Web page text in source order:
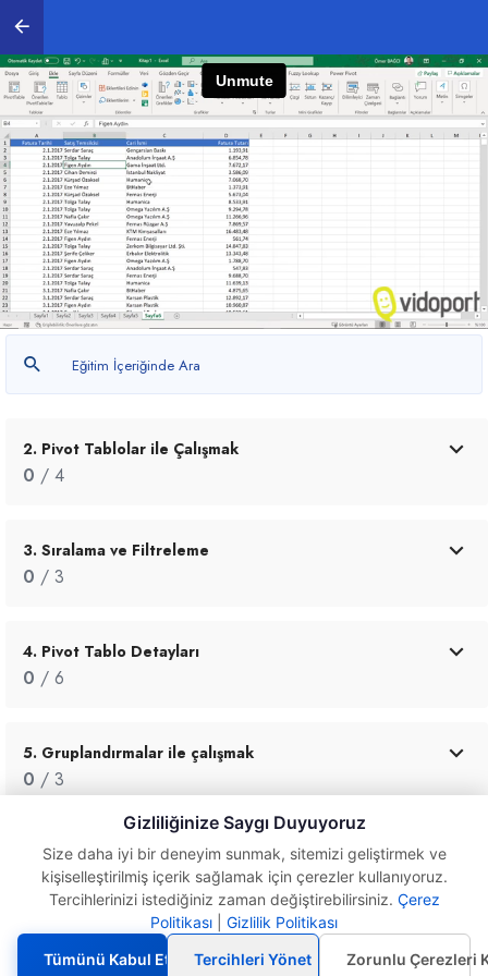
1. Pivot Tablo Oluşturmak
/ 2
Pivot Tablo Eğitimlerine Giriş
00:42
Pivot Tablo Oluşturmada 5 Kural
09:23
2. Pivot Tablolar ile Çalışmak
0 / 4
3. Sıralama ve Filtreleme
0 / 3
4. Pivot Tablo Detayları
0 / 6
5. Gruplandırmalar ile çalışmak
0 / 3
6. Dilimleyiciler ve Zaman Çizelgesi
/ 4
7. Pivot Tablolarda İleri Düzey Kullanımlar
Oluşturmada 5 Kural
Gizliliğinize Saygı Duyuyoruz
Size daha iyi bir deneyim sunmak, sitemizi geliştirmek ve
kişiselleştirilmiş içerik sağlamak için çerezler kullanıyoruz.
Tercihlerinizi istediğiniz zaman değiştirebilirsiniz. Çerez
Politikası
Gizlilik Politikası
Tümünü Kabul Et
Tercihleri Yönet Zorunlu Çerezleri